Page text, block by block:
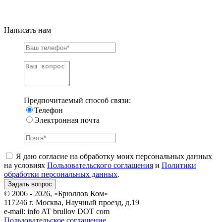
Написать нам
Предпочитаемый способ связи:
Телефон
Электронная почта
Я даю согласие на обработку моих персональных данных
на условиях Пользовательского соглашения и Политики
обработки персональных данных.
© 2006 - 2026, «Брюллов Ком»
117246 г. Москва, Научный проезд, д.19
e-mail: info AT brullov DOT com